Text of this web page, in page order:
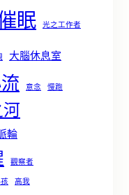
眠 光之工作者
大腦休息室
意念 慢跑
輪
觀察者
高我